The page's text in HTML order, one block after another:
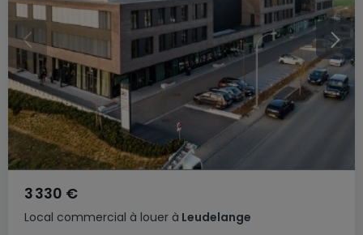
Local commercial à louer à Leudelange
3 330 €